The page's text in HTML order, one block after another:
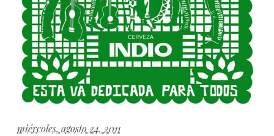
miércoles, agosto 24, 2011